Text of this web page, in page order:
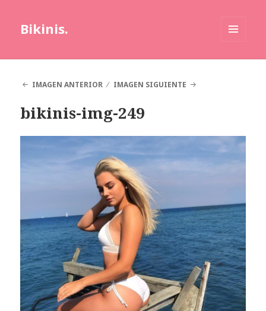
Bikinis.
IMAGEN ANTERIOR
IMAGEN SIGUIENTE
bikinis-img-249